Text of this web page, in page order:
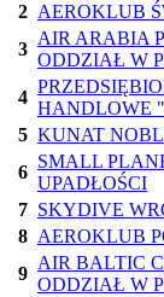
2 AEROKLUB
3
AIR ARABIA
ODDZIAŁ W
4
HANDLOWE
5 KUNAT
6
SMALL
UPADŁOŚCI
7 SKYDIVE
8 AEROKLUB
9
AIR BALTIC
ODDZIAŁ W